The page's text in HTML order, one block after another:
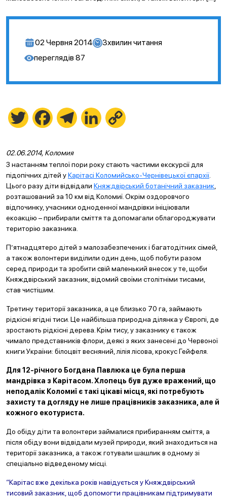
02 Червня 2014 3хвилин читання
переглядів 87
Twitter FacebookTelegramLinkedIn
02.06.2014, Коломия
З настанням теплої пори року стають частими екскурсії для
підопічних дітей уКарітасі Коломийсько-Чернівецької єпархії
Цього разу діти відвідали Княждвірський ботанічний заказник
розташований за 10 км від Коломиї. Окрім оздоровчого
відпочинку, учасники одноденної мандрівки ініціювали
екоакцію – прибирали сміття та допомагали облагороджувати
територію заказника.
П’ятнадцятеро дітей з малозабезпечених і багатодітних сімей,
а також волонтери виділили один день, щоб побути разом
серед природи та зробити свій маленький внесок у те, щоби
Княждвірський заказник, відомий своїми столітніми тисами,
став чистішим.
Третину території заказника, а це близько 70 га, займають
рідкісні ягідні тиси. Це найбільша природна ділянка у Європі, де
зростають рідкісні дерева. Крім тису, у заказнику є також
чимало представників флори, деякі з яких занесені до Червоної
книги України: білоцвіт весняний, лілія лісова, крокус Гейфеля.
Для 12-річного Богдана Павлюка це була перша
мандрівка з Карітасом. Хлопець був дуже вражений, що
неподалік Коломиї є такі цікаві місця, які потребують
захисту та догляду не лише працівників заказника, але й
кожного екотуриста.
До обіду діти та волонтери займалися прибиранням сміття, а
після обіду вони відвідали музей природи, який знаходиться на
території заказника, а також готували шашлик в одному зі
спеціально відведеному місці.
“Карітас вже декілька років навідується у Княждвірський
тисовий заказник, щоб допомогти працівникам підтримувати